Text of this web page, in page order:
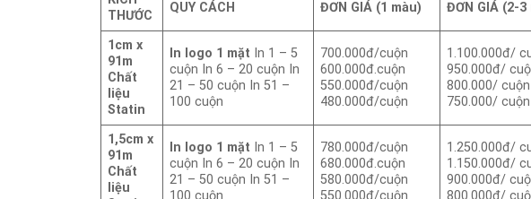
THƯỚC
QUY CÁCH ĐƠN GIÁ (1 màu) ĐƠN GIÁ (2-3
1cm x
91m
Chất
liệu
Statin
In logo 1 mặt In 1 – 5
cuộn In 6 – 20 cuộn In
21 – 50 cuộn In 51 –
100 cuộn
700.000đ/cuộn
600.000đ.cuộn
550.000đ/cuộn
480.000đ/cuộn
1.100.000đ/
950.000đ/
800.000/ cuộn
750.000/ cuộn
1,5cm x
91m
Chất
liệu
In logo 1 mặt In 1 – 5
cuộn In 6 – 20 cuộn In
21 – 50 cuộn In 51 –
100 cuộn
780.000đ/cuộn
680.000đ.cuộn
580.000đ/cuộn
550.000đ/cuộn
1.250.000đ/
1.150.000đ/
900.000đ/
800.000đ/